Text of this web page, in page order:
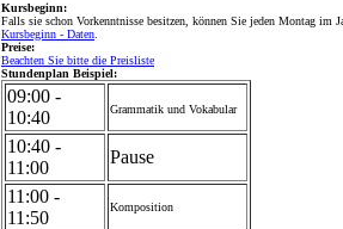
Kursbeginn:
Falls sie schon Vorkenntnisse besitzen, können Sie jeden Montag im
Kursbeginn - Daten
Preise:
Beachten Sie bitte die Preisliste
Stundenplan Beispiel:
09:00 -
10:40
Grammatik und Vokabular
10:40 -
11:00
Pause
11:00 -
11:50
Komposition